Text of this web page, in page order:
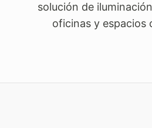
solución de
oficinas y espacios